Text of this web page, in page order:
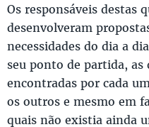
Os responsáveis destas
desenvolveram
necessidades do dia a
seu ponto de partida, as
encontradas por cada
os outros e mesmo em
quais não existia ainda